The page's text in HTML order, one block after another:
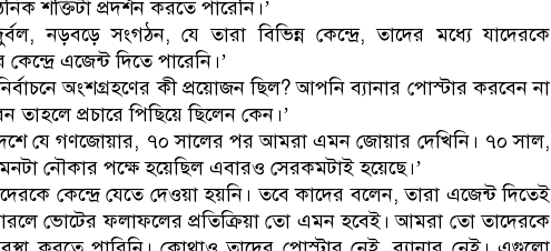
শক্তিটা প্রদর্শন করতে পারেনি।’
নড়বড়ে সংগঠন, যে তারা বিভিন্ন কেন্দ্রে, তাদের মধ্যে যাদেরকে
এজেন্ট দিতে পারেনি।’
অংশগ্রহণের কী প্রয়োজন ছিল? আপনি ব্যানার পোস্টার করবেন না
তাহলে প্রচারে পিছিয়ে ছিলেন কেন।’
যে গণজোয়ার, ৭০ সালের পর আমরা এমন জোয়ার দেখিনি। ৭০ সাল,
নৌকার পক্ষে হয়েছিল এবারও সেরকমটাই হয়েছে।’
কেন্দ্রে যেতে দেওয়া হয়নি। তবে কাদের বলেন, তারা এজেন্ট দিতেই
ভোটের ফলাফলের প্রতিক্রিয়া তো এমন হবেই। আমরা তো তাদেরকে